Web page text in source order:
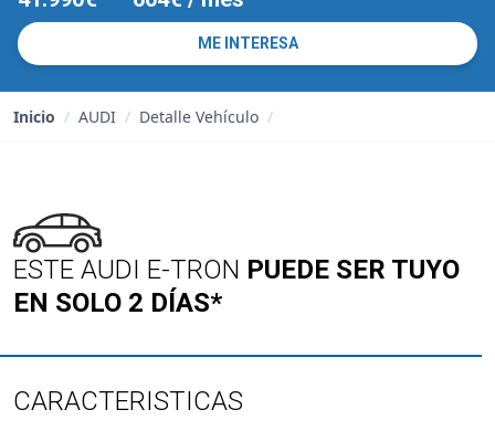
ME INTERESA
Inicio / AUDI / Detalle Vehículo /
ESTE AUDI E-TRON PUEDE SER TUYO
EN SOLO 2 DÍAS*
CARACTERISTICAS